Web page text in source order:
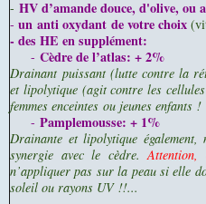
- HV d’amande douce, d'olive, ou
- un anti oxydant de votre choix
- des HE en supplément:
- Cèdre de l’atlas: + 2%
Drainant puissant (lutte contre la
et lipolytique (agit contre les
femmes enceintes ou jeunes enfants !
- Pamplemousse: + 1%
Drainante et lipolytique
synergie avec le cèdre.Attention,
n’appliquer pas sur la peau si elle
soleil ou rayons UV !!...